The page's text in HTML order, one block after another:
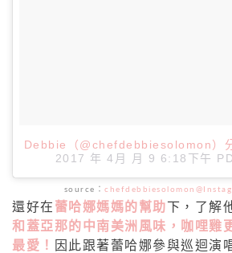
Debbie（@chefdebbiesolomon）
2017 年 4月 月 9 6:18下午
source：
還好在 蕾哈娜媽媽的幫助 下，了解
和蓋亞那的中南美洲風味，咖哩雞
最愛！
因此跟著蕾哈娜參與巡迴演